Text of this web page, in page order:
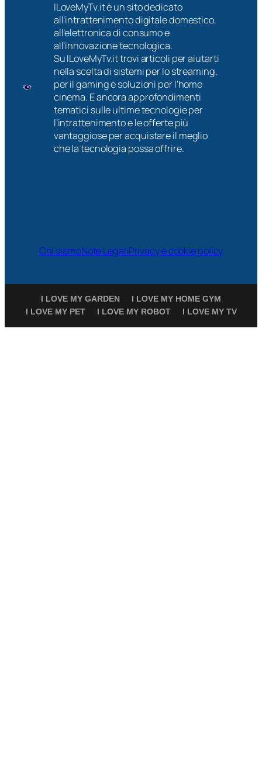
ILoveMyTv.it è un sito dedicato
all’intrattenimento digitale domestico,
all’elettronica di consumo e
all’innovazione tecnologica.
Su ILoveMyTv.it trovi articoli per aiutarti
nella scelta di sistemi per lo streaming,
per il gaming e soluzioni per l’home
cinema. E ancora approfondimenti
tematici sulle ultime tecnologie per
l’intrattenimento e le offerte più
vantaggiose per acquistare il meglio
che la tecnologia possa offrire.
Chi siamoNote LegaliPrivacy e cookie policy
I LOVE MY GARDEN
I LOVE MY HOME GYM
I LOVE MY PET
I LOVE MY ROBOT I LOVE MY TV